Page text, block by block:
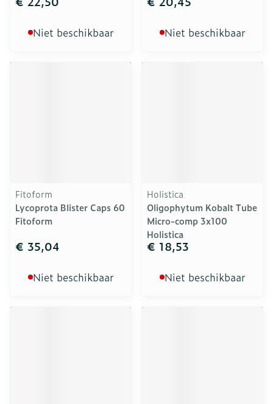
Niet beschikbaar Niet beschikbaar
Fitoform
Lycoprota Blister Caps 60
Fitoform
€ 35,04
Niet beschikbaar
Holistica
Oligophytum Kobalt Tube
Micro-comp 3x100
Holistica
€ 18,53
Niet beschikbaar